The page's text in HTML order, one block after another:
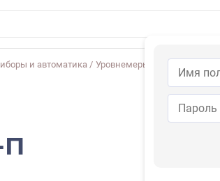
и автоматика / Уровнемеры